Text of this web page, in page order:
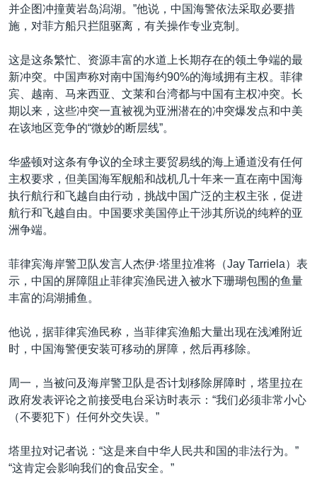
并企图冲撞黄岩岛潟湖。”他说，中国海警依法采取必要措
施，对菲方船只拦阻驱离，有关操作专业克制。
这是这条繁忙、资源丰富的水道上长期存在的领土争端的最
新冲突。中国声称对南中国海约90%的海域拥有主权。菲律
宾、越南、马来西亚、文莱和台湾都与中国有主权冲突。长
期以来，这些冲突一直被视为亚洲潜在的冲突爆发点和中美
在该地区竞争的“微妙的断层线”。
华盛顿对这条有争议的全球主要贸易线的海上通道没有任何
主权要求，但美国海军舰船和战机几十年来一直在南中国海
执行航行和飞越自由行动，挑战中国广泛的主权主张，促进
航行和飞越自由。中国要求美国停止干涉其所说的纯粹的亚
洲争端。
菲律宾海岸警卫队发言人杰伊·塔里拉准将（Jay Tarriela）表
示，中国的屏障阻止菲律宾渔民进入被水下珊瑚包围的鱼量
丰富的潟湖捕鱼。
他说，据菲律宾渔民称，当菲律宾渔船大量出现在浅滩附近
时，中国海警便安装可移动的屏障，然后再移除。
周一，当被问及海岸警卫队是否计划移除屏障时，塔里拉在
政府发表评论之前接受电台采访时表示：“我们必须非常小心
（不要犯下）任何外交失误。”
塔里拉对记者说：“这是来自中华人民共和国的非法行为。”
“这肯定会影响我们的食品安全。”